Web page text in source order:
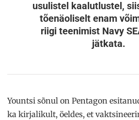
usulistel kaalutlustel,
tõenäoliselt enam
riigi teenimist Navy
jätkata.
Yountsi sõnul on Pentagon
ka kirjalikult, öeldes, et